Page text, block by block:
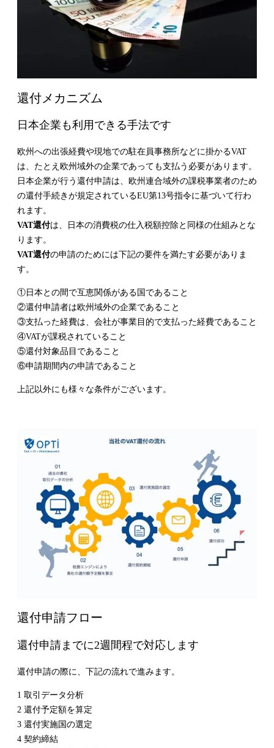
還付メカニズム
日本企業も利用できる手法です
欧州への出張経費や現地での駐在員事務所などに掛かるVAT
は、たとえ欧州域外の企業であっても支払う必要があります。
日本企業が行う還付申請は、欧州連合域外の課税事業者のため
の還付手続きが規定されているEU第13号指令に基づいて行わ
れます。
VAT還付は、日本の消費税の仕入税額控除と同様の仕組みとな
ります。
VAT還付の申請のためには下記の要件を満たす必要がありま
す。
①日本との間で互恵関係がある国であること
②還付申請者は欧州域外の企業であること
③支払った経費は、会社が事業目的で支払った経費であること
④VATが課税されていること
⑤還付対象品目であること
⑥申請期間内の申請であること
上記以外にも様々な条件がございます。
還付申請フロー
還付申請までに2週間程で対応します
還付申請の際に、下記の流れで進みます。
1 取引データ分析
2 還付予定額を算定
3 還付実施国の選定
4 契約締結